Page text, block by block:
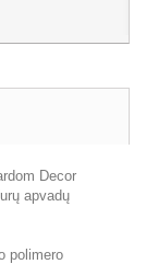
Decor
apvadų
polimero